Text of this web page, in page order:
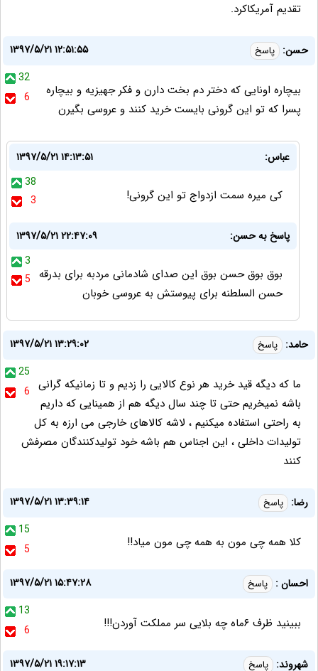
تقدیم آمریکاکرد.
حسن: پاسخ
۱۳۹۷/۵/۲۱ ۱۲:۵۱:۵۵
32
6
بیچاره اونایی که دختر دم بخت دارن و فکر جهیزیه و بیچاره
پسرا که تو این گرونی بایست خرید کنند و عروسی بگیرن
عباس:
۱۳۹۷/۵/۲۱ ۱۴:۱۳:۵۱
38
3
کی میره سمت ازدواج تو این گرونی!
پاسخ به حسن:
۱۳۹۷/۵/۲۱ ۲۲:۴۷:۰۹
3
5 بوق بوق حسن بوق این صدای شادمانی مردبه برای بدرقه
حسن السلطنه برای پیوستش به عروسی خوبان
حامد: پاسخ
۱۳۹۷/۵/۲۱ ۱۳:۲۹:۰۲
25
6 ما که دیگه قید خرید هر نوع کالایی را زدیم و تا زمانیکه گرانی
باشه نمیخریم حتی تا چند سال دیگه هم از همینایی که داریم
به راحتی استفاده میکنیم ، لاشه کالاهای خارجی می ارزه به کل
تولیدات داخلی ، این اجناس هم باشه خود تولیدکنندگان مصرفش
کنند
رضا: پاسخ
۱۳۹۷/۵/۲۱ ۱۳:۳۹:۱۴
15
5
کلا همه چی مون به همه چی مون میاد!!
احسان : پاسخ
۱۳۹۷/۵/۲۱ ۱۵:۴۷:۲۸
13
6
ببینید ظرف ۶ماه چه بلایی سر مملکت آوردن!!!
شهروند: پاسخ ۱۳۹۷/۵/۲۱ ۱۹:۱۷:۱۳